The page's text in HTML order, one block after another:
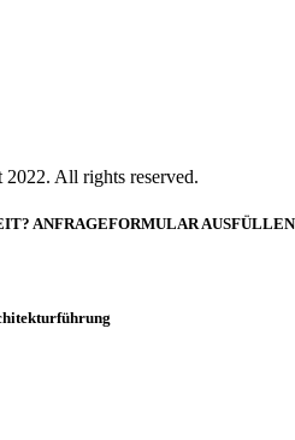
All rights reserved.
ANFRAGEFORMULAR AUSFÜLLEN